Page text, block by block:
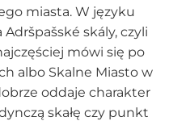
miasta. W języku
skály, czyli
mówi się po
albo Skalne Miasto w
oddaje charakter
skałę czy punkt